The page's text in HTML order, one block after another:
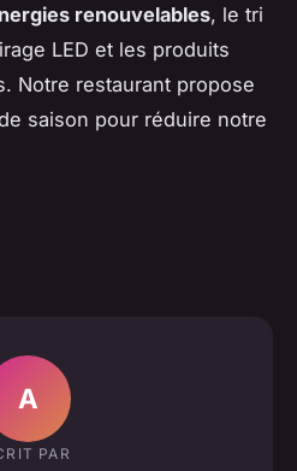
renouvelables, le tri
LED et les produits
Notre restaurant propose
saison pour réduire notre
A
PAR